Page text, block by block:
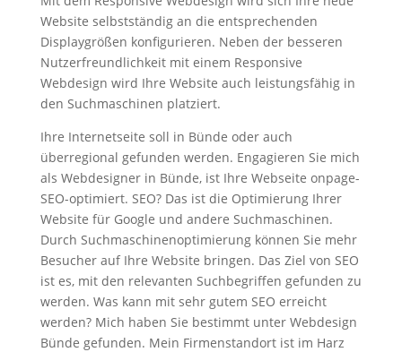
Website selbstständig an die entsprechenden
Displaygrößen konfigurieren. Neben der besseren
Nutzerfreundlichkeit mit einem Responsive
Webdesign wird Ihre Website auch leistungsfähig in
den Suchmaschinen platziert.
Ihre Internetseite soll in Bünde oder auch
überregional gefunden werden. Engagieren Sie mich
als Webdesigner in Bünde, ist Ihre Webseite onpage-
SEO-optimiert. SEO? Das ist die Optimierung Ihrer
Website für Google und andere Suchmaschinen.
Durch Suchmaschinenoptimierung können Sie mehr
Besucher auf Ihre Website bringen. Das Ziel von SEO
ist es, mit den relevanten Suchbegriffen gefunden zu
werden. Was kann mit sehr gutem SEO erreicht
werden? Mich haben Sie bestimmt unter Webdesign
Bünde gefunden. Mein Firmenstandort ist im Harz